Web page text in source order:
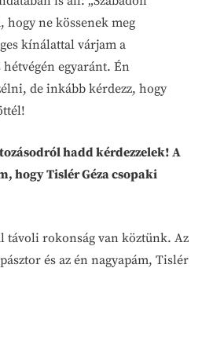
hogy ne kössenek meg
kínálattal várjam a
egyaránt. Én
de inkább kérdezz, hogy
hadd kérdezzelek! A
hogy Tislér Géza csopaki
távoli rokonság van köztünk. Az
és az én nagyapám, Tislér